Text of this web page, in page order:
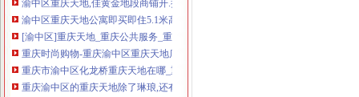
渝中区重庆天地公寓即买即住5.1米高轻轨旁,重庆渝中化龙桥重庆
[渝中区]重庆天地_重庆公共服务_重庆108社区
重庆时尚购物-重庆渝中区重庆天地店铺-重庆天地店铺简介及重庆天地
重庆市渝中区化龙桥重庆天地在哪_重庆市渝中区化龙桥重庆天地怎么
重庆渝中区的重庆天地除了琳琅,还有哪些地方可以接办宴？_搜
重庆天地写字楼|重庆市辖区渝中区重庆天地写字楼|地理位置|交通状况|